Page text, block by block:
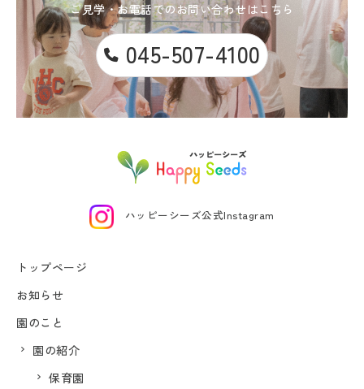
ご見学・お電話でのお問い合わせはこちら
045-507-4100
ハッピーシーズ公式Instagram
トップページ
お知らせ
園のこと
園の紹介
保育園